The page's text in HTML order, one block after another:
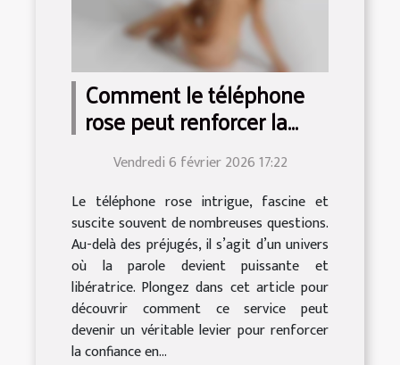
Comment le téléphone
rose peut renforcer la
confiance en soi ?
Vendredi 6 février 2026 17:22
Le téléphone rose intrigue, fascine et
suscite souvent de nombreuses questions.
Au-delà des préjugés, il s’agit d’un univers
où la parole devient puissante et
libératrice. Plongez dans cet article pour
découvrir comment ce service peut
devenir un véritable levier pour renforcer
la confiance en...